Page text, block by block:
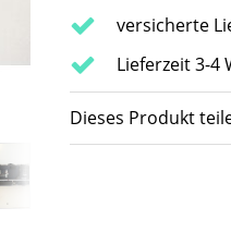
versicherte
Lieferzeit 3-4
Dieses Produkt